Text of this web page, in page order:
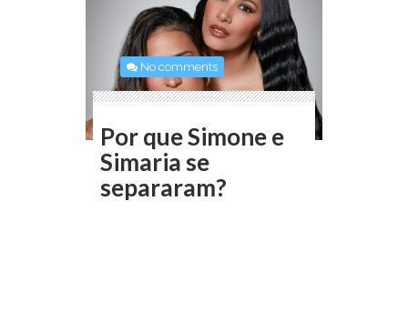
No comments
Por que Simone e
Simaria se
separaram?